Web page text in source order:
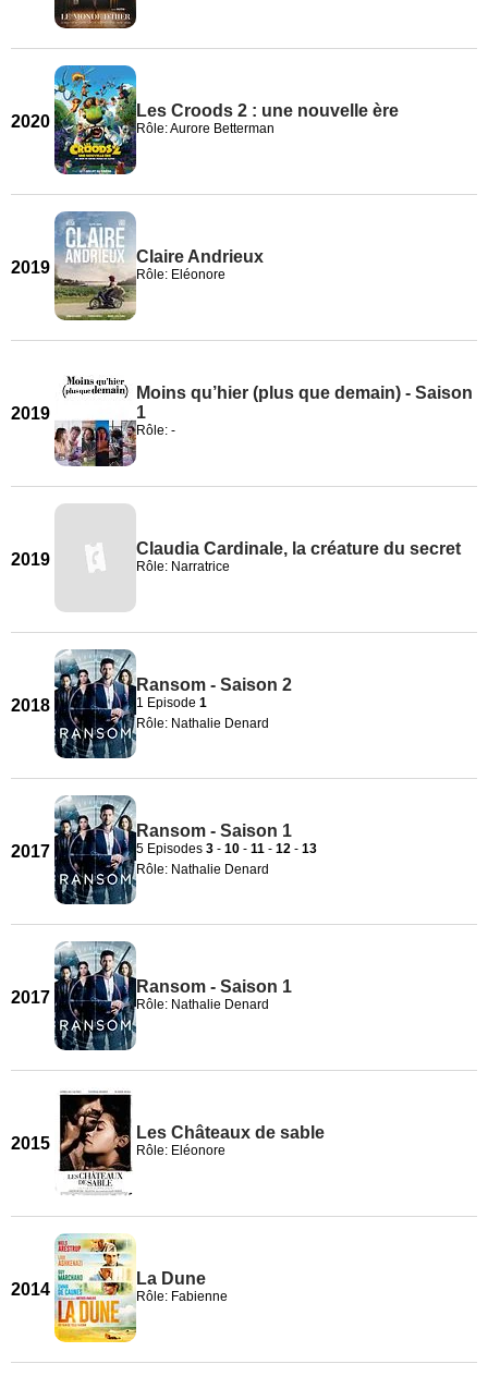
2020
Les Croods 2 : une nouvelle ère
Rôle: Aurore Betterman
2019
Claire Andrieux
Rôle: Eléonore
2019
Moins qu’hier (plus que demain) - Saison
1
Rôle: -
2019
Claudia Cardinale, la créature du secret
Rôle: Narratrice
2018
Ransom - Saison 2
1 Episode 1
Rôle: Nathalie Denard
2017
Ransom - Saison 1
5 Episodes 3 - 10 - 11 - 12 - 13
Rôle: Nathalie Denard
2017
Ransom - Saison 1
Rôle: Nathalie Denard
2015
Les Châteaux de sable
Rôle: Eléonore
2014
La Dune
Rôle: Fabienne